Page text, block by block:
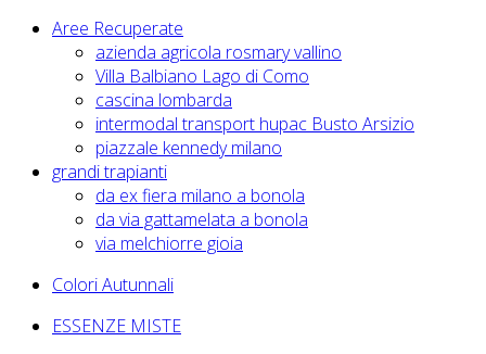
Aree Recuperate
azienda agricola rosmary vallino
Villa Balbiano Lago di Como
cascina lombarda
intermodal transport hupac Busto Arsizio
piazzale kennedy milano
grandi trapianti
da ex fiera milano a bonola
da via gattamelata a bonola
via melchiorre gioia
Colori Autunnali
ESSENZE MISTE